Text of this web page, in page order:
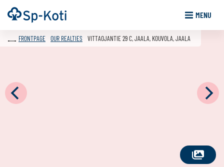
Go
to
Frontpage MENU
SEE
FRONTPAGE OUR REALTIES VITTAOJANTIE 29 C, JAALA, KOUVOLA, JAALA